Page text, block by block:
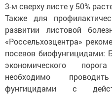
3-м сверху листе у 50%
Также для
развитии листовой
«Россельхозцентра»
посевов
экономического
необходимо
фунгицидами с